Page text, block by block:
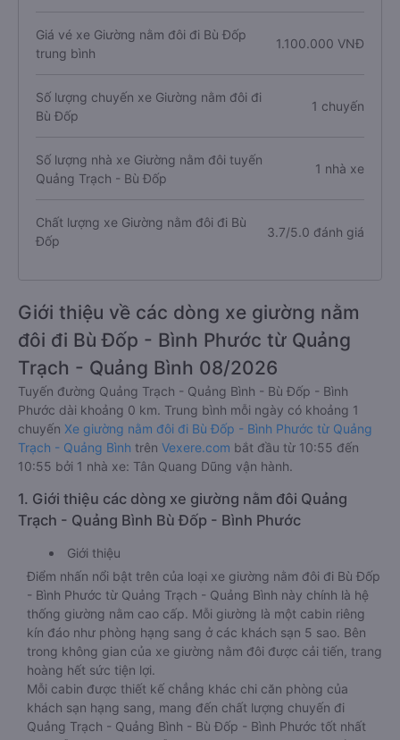
Giá vé xe Giường nằm đôi đi Bù Đốp
trung bình
1.100.000 VNĐ
Số lượng chuyến xe Giường nằm đôi đi
Bù Đốp
1 chuyến
Số lượng nhà xe Giường nằm đôi tuyến
Quảng Trạch - Bù Đốp
1 nhà xe
Chất lượng xe Giường nằm đôi đi Bù
Đốp
3.7/5.0 đánh giá
Giới thiệu về các dòng xe giường nằm
đôi đi Bù Đốp - Bình Phước từ Quảng
Trạch - Quảng Bình 08/2026
Tuyến đường Quảng Trạch - Quảng Bình - Bù Đốp - Bình
Phước dài khoảng 0 km. Trung bình mỗi ngày có khoảng 1
chuyến Xe giường nằm đôi đi Bù Đốp - Bình Phước từ Quảng
Trạch - Quảng Bình trên Vexere.com bắt đầu từ 10:55 đến
10:55 bởi 1 nhà xe: Tân Quang Dũng vận hành.
1. Giới thiệu các dòng xe giường nằm đôi Quảng
Trạch - Quảng Bình Bù Đốp - Bình Phước
Giới thiệu
Điểm nhấn nổi bật trên của loại xe giường nằm đôi đi Bù Đốp
- Bình Phước từ Quảng Trạch - Quảng Bình này chính là hệ
thống giường nằm cao cấp. Mỗi giường là một cabin riêng
kín đáo như phòng hạng sang ở các khách sạn 5 sao. Bên
trong không gian của xe giường nằm đôi được cải tiến, trang
hoàng hết sức tiện lợi.
Mỗi cabin được thiết kế chẳng khác chi căn phòng của
khách sạn hạng sang, mang đến chất lượng chuyến đi
Quảng Trạch - Quảng Bình - Bù Đốp - Bình Phước tốt nhất